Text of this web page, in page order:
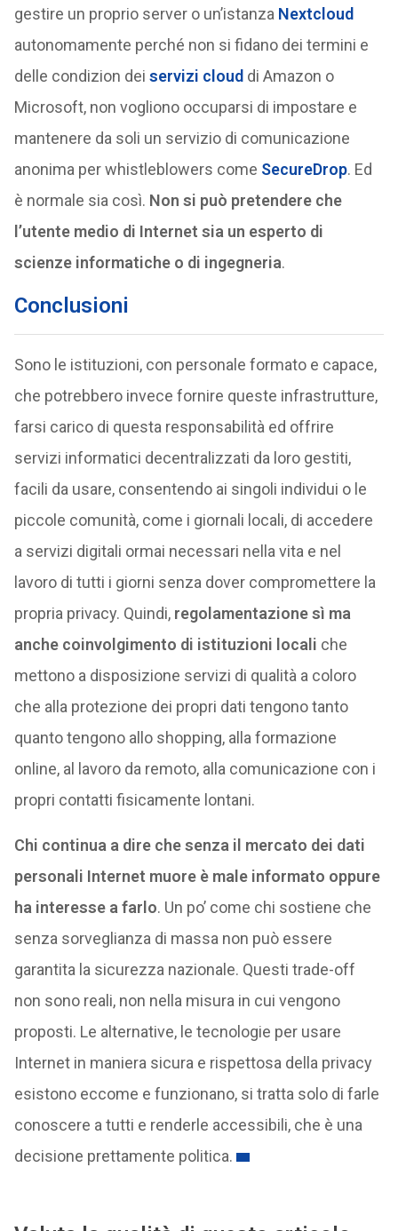
gestire un proprio server o un’istanza Nextcloud
autonomamente perché non si fidano dei termini e
delle condizion dei servizi clouddi Amazon o
Microsoft, non vogliono occuparsi di impostare e
mantenere da soli un servizio di comunicazione
anonima per whistleblowers come SecureDrop. Ed
è normale sia così. Non si può pretendere che
l’utente medio di Internet sia un esperto di
scienze informatiche o di ingegneria.
Conclusioni
Sono le istituzioni, con personale formato e capace,
che potrebbero invece fornire queste infrastrutture,
farsi carico di questa responsabilità ed offrire
servizi informatici decentralizzati da loro gestiti,
facili da usare, consentendo ai singoli individui o le
piccole comunità, come i giornali locali, di accedere
a servizi digitali ormai necessari nella vita e nel
lavoro di tutti i giorni senza dover compromettere la
propria privacy. Quindi, regolamentazione sì ma
anche coinvolgimento di istituzioni locali che
mettono a disposizione servizi di qualità a coloro
che alla protezione dei propri dati tengono tanto
quanto tengono allo shopping, alla formazione
online, al lavoro da remoto, alla comunicazione con i
propri contatti fisicamente lontani.
Chi continua a dire che senza il mercato dei dati
personali Internet muore è male informato oppure
ha interesse a farlo. Un po’ come chi sostiene che
senza sorveglianza di massa non può essere
garantita la sicurezza nazionale. Questi trade-off
non sono reali, non nella misura in cui vengono
proposti. Le alternative, le tecnologie per usare
Internet in maniera sicura e rispettosa della privacy
esistono eccome e funzionano, si tratta solo di farle
conoscere a tutti e renderle accessibili, che è una
decisione prettamente politica.